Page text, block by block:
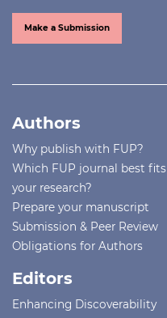
Make a Submission
Authors
Why publish with FUP?
Which FUP journal best fits
your research?
Prepare your manuscript
Submission & Peer Review
Obligations for Authors
Editors
Enhancing Discoverability